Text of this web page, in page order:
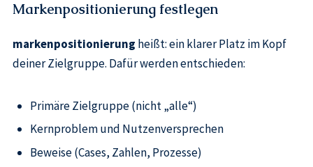
Markenpositionierung festlegen
markenpositionierung heißt: ein klarer Platz im Kopf
deiner Zielgruppe. Dafür werden entschieden:
Primäre Zielgruppe (nicht „alle“)
Kernproblem und Nutzenversprechen
Beweise (Cases, Zahlen, Prozesse)